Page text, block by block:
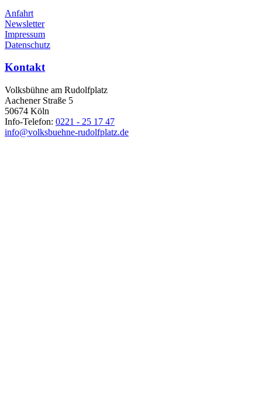
Anfahrt
Newsletter
Impressum
Datenschutz
Kontakt
Volksbühne am Rudolfplatz
Aachener Straße 5
50674 Köln
Info-Telefon: 0221 - 25 17 47
info@volksbuehne-rudolfplatz.de